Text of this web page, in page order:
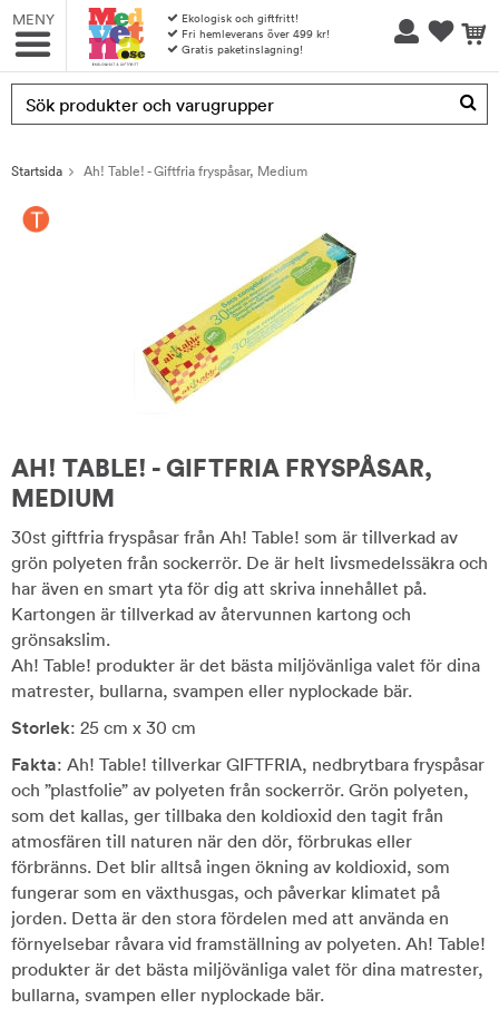
MENY
Ekologisk och giftfritt!
Fri hemleverans över 499 kr!
Gratis paketinslagning!
Produkten har blivit tillagd i varukorgen
Startsida Ah! Table! - Giftfria fryspåsar, Medium
AH! TABLE! - GIFTFRIA FRYSPÅSAR,
MEDIUM
30st giftfria fryspåsar från Ah! Table! som är tillverkad av
grön polyeten från sockerrör. De är helt livsmedelssäkra och
har även en smart yta för dig att skriva innehållet på.
Kartongen är tillverkad av återvunnen kartong och
grönsakslim.
Ah! Table! produkter är det bästa miljövänliga valet för dina
matrester, bullarna, svampen eller nyplockade bär.
Storlek: 25 cm x 30 cm
Fakta: Ah! Table! tillverkar GIFTFRIA, nedbrytbara fryspåsar
och ”plastfolie” av polyeten från sockerrör. Grön polyeten,
som det kallas, ger tillbaka den koldioxid den tagit från
atmosfären till naturen när den dör, förbrukas eller
förbränns. Det blir alltså ingen ökning av koldioxid, som
fungerar som en växthusgas, och påverkar klimatet på
jorden. Detta är den stora fördelen med att använda en
förnyelsebar råvara vid framställning av polyeten. Ah! Table!
produkter är det bästa miljövänliga valet för dina matrester,
bullarna, svampen eller nyplockade bär.